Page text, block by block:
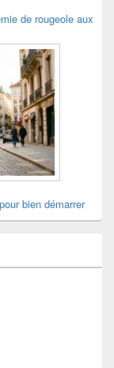
de rougeole aux
bien démarrer